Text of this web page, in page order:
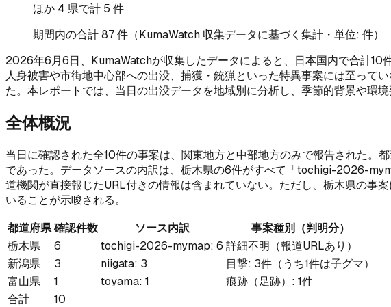
ほか 4 県で計 5 件
期間内の合計87件（KumaWatch 収集データに基づく集計・単位: 件）
2026年6月6日、KumaWatchが収集したデータによると、日本国内で合計10
人身被害や市街地中心部への出没、捕獲・銃猟といった特異事案には至って
た。本レポートでは、当日の出没データを地域別に分析し、季節的背景や環境
全体概況
当日に確認された全10件の事案は、関東地方と中部地方のみで報告された
であった。データソースの内訳は、栃木県の6件がすべて「tochigi-2026-
道機関が直接報じたURL付きの情報は含まれていない。ただし、栃木県の事
いることが示唆される。
都道府県確認件数 ソース内訳
事案種別（判明分）
栃木県
6 tochigi-2026-mymap: 6 詳細不明（報道URLあり）
新潟県
3 niigata: 3
目撃: 3件（うち1件は子グマ）
富山県
1 toyama: 1
痕跡（足跡）: 1件
合計
10